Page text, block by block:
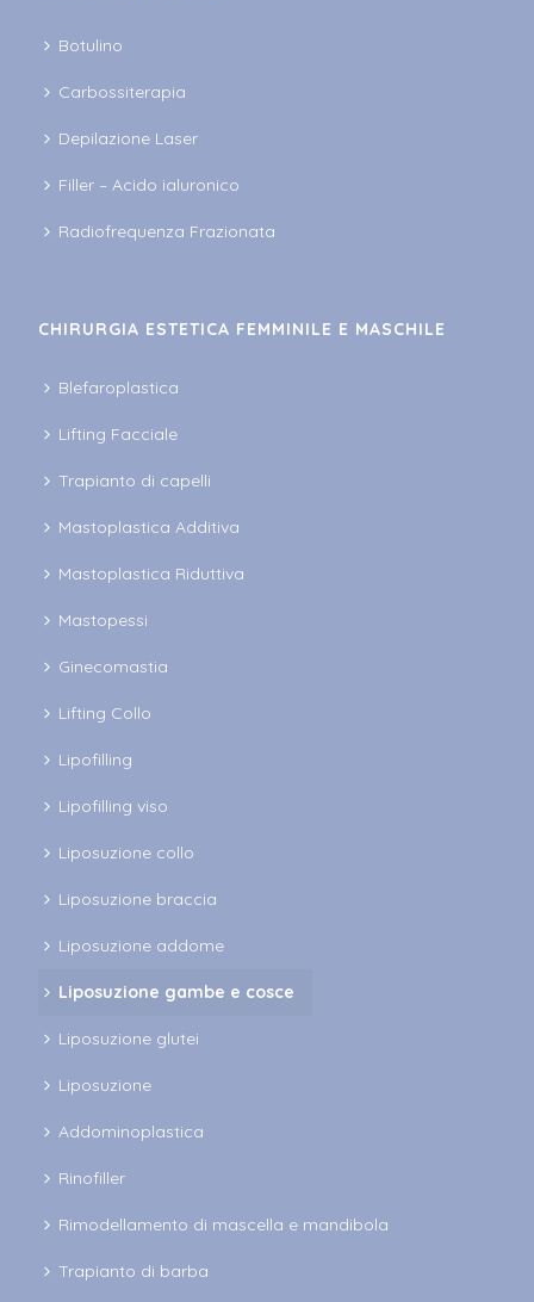
Botulino
Carbossiterapia
Depilazione Laser
Filler – Acido ialuronico
Radiofrequenza Frazionata
CHIRURGIA ESTETICA FEMMINILE E MASCHILE
Blefaroplastica
Lifting Facciale
Trapianto di capelli
Mastoplastica Additiva
Mastoplastica Riduttiva
Mastopessi
Ginecomastia
Lifting Collo
Lipofilling
Lipofilling viso
Liposuzione collo
Liposuzione braccia
Liposuzione addome
Liposuzione gambe e cosce
Liposuzione glutei
Liposuzione
Addominoplastica
Rinofiller
Rimodellamento di mascella e mandibola
Trapianto di barba